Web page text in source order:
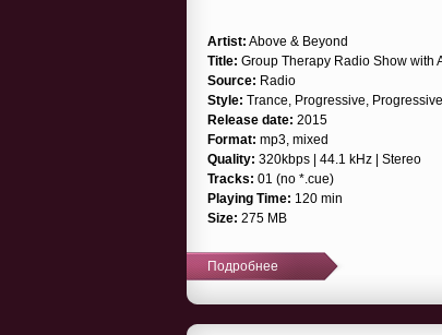
Artist: Above & Beyond
Title: Group Therapy Radio Show with
Source: Radio
Style: Trance, Progressive,
Release date: 2015
Format: mp3, mixed
Quality: 320kbps | 44.1 kHz | Stereo
Tracks: 01 (no *.cue)
Playing Time: 120 min
Size: 275 MB
Подробнее